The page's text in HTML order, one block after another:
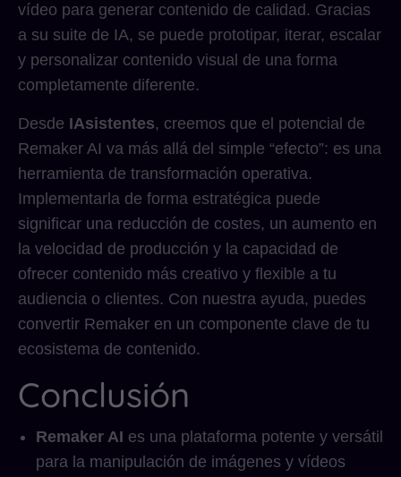
vídeo para generar contenido de calidad. Gracias
a su suite de IA, se puede prototipar, iterar, escalar
y personalizar contenido visual de una forma
completamente diferente.
Desde IAsistentes, creemos que el potencial de
Remaker AI va más allá del simple “efecto”: es una
herramienta de transformación operativa.
Implementarla de forma estratégica puede
significar una reducción de costes, un aumento en
la velocidad de producción y la capacidad de
ofrecer contenido más creativo y flexible a tu
audiencia o clientes. Con nuestra ayuda, puedes
convertir Remaker en un componente clave de tu
ecosistema de contenido.
Conclusión
Remaker AI es una plataforma potente y versátil
para la manipulación de imágenes y vídeos